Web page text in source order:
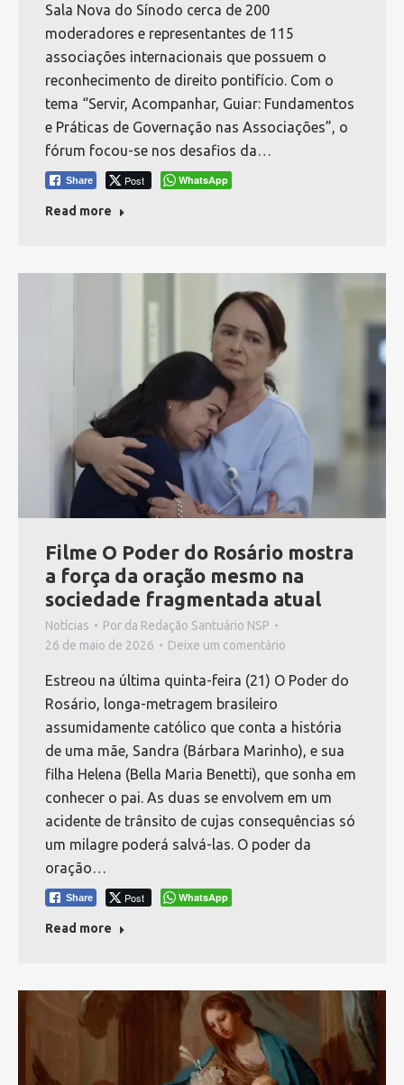
Sala Nova do Sínodo cerca de 200
moderadores e representantes de 115
associações internacionais que possuem o
reconhecimento de direito pontifício. Com o
tema “Servir, Acompanhar, Guiar: Fundamentos
e Práticas de Governação nas Associações”, o
fórum focou-se nos desafios da…
Share Post WhatsApp
Read more
Filme O Poder do Rosário mostra
a força da oração mesmo na
sociedade fragmentada atual
Notícias Por da Redação Santuário NSP
26 de maio de 2026
Deixe um comentário
Estreou na última quinta-feira (21) O Poder do
Rosário, longa-metragem brasileiro
assumidamente católico que conta a história
de uma mãe, Sandra (Bárbara Marinho), e sua
filha Helena (Bella Maria Benetti), que sonha em
conhecer o pai. As duas se envolvem em um
acidente de trânsito de cujas consequências só
um milagre poderá salvá-las. O poder da
oração…
Share Post WhatsApp
Read more